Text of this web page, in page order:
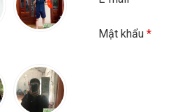
Mật khẩu *